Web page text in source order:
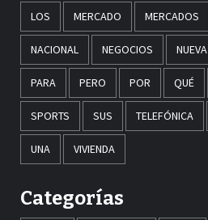
LOS MERCADO MERCADOS
NACIONAL NEGOCIOS NUEVA
PARA PERO POR QUÉ
SPORTS SUS TELEFÓNICA
UNA VIVIENDA
Categorías